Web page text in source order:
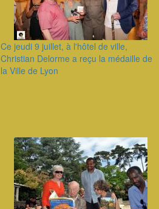
Ce jeudi 9 juillet, à l'hôtel de ville,
Christian Delorme a reçu la médaille de
la Ville de Lyon